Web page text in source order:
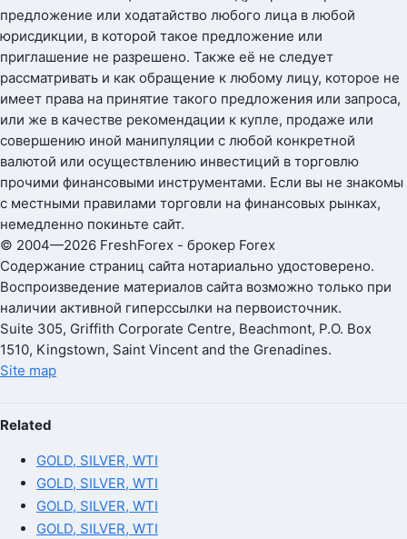
предложение или ходатайство любого лица в любой
юрисдикции, в которой такое предложение или
приглашение не разрешено. Также её не следует
рассматривать и как обращение к любому лицу, которое не
имеет права на принятие такого предложения или запроса,
или же в качестве рекомендации к купле, продаже или
совершению иной манипуляции с любой конкретной
валютой или осуществлению инвестиций в торговлю
прочими финансовыми инструментами. Если вы не знакомы
с местными правилами торговли на финансовых рынках,
немедленно покиньте сайт.
© 2004—2026 FreshForex - брокер Forex
Содержание страниц сайта нотариально удостоверено.
Воспроизведение материалов сайта возможно только при
наличии активной гиперссылки на первоисточник.
Suite 305, Griffith Corporate Centre, Beachmont, P.O. Box
1510, Kingstown, Saint Vincent and the Grenadines.
Site map
Related
GOLD, SILVER, WTI
GOLD, SILVER, WTI
GOLD, SILVER, WTI
GOLD, SILVER, WTI